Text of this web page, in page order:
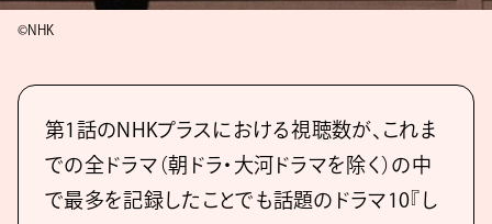
©NHK
第1話のNHKプラスにおける視聴数が、これま
での全ドラマ（朝ドラ・大河ドラマを除く）の中
で最多を記録したことでも話題のドラマ10『し